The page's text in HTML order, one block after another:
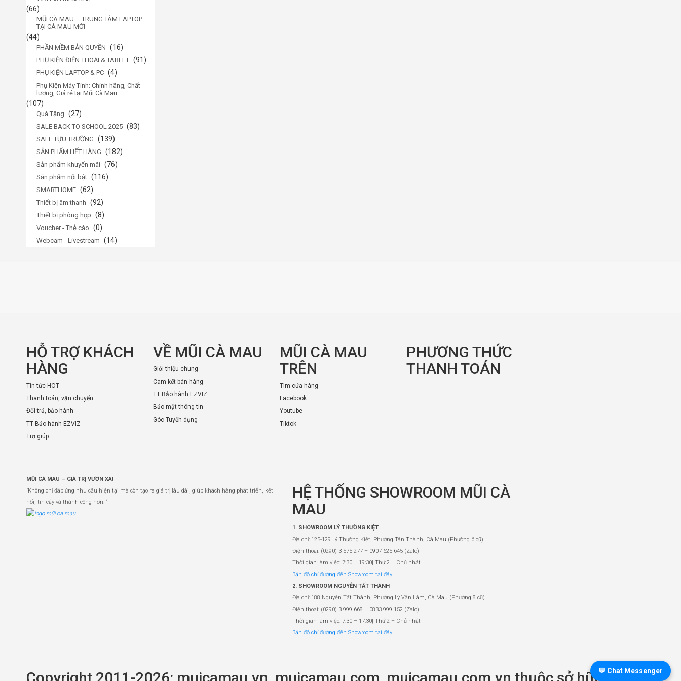
(66)
MŨI CÀ MAU – TRUNG TÂM LAPTOP
TẠI CÀ MAU MỚI
(44)
PHẦN MỀM BẢN QUYỀN (16)
PHỤ KIỆN ĐIỆN THOẠI & TABLET (91)
PHỤ KIỆN LAPTOP & PC (4)
Phụ Kiện Máy Tính: Chính hãng, Chất
lượng, Giá rẻ tại Mũi Cà Mau
(107)
Quà Tặng (27)
SALE BACK TO SCHOOL 2025 (83)
SALE TỰU TRƯỜNG (139)
SẢN PHẨM HẾT HÀNG (182)
Sản phẩm khuyến mãi (76)
Sản phẩm nổi bật (116)
SMARTHOME (62)
Thiết bị âm thanh (92)
Thiết bị phòng họp (8)
Voucher - Thẻ cào (0)
Webcam - Livestream (14)
HỖ TRỢ KHÁCH
HÀNG
Tin tức HOT
Thanh toán, vận chuyển
Đổi trả, bảo hành
TT Bảo hành EZVIZ
Trợ giúp
VỀ MŨI CÀ MAU
Giới thiệu chung
Cam kết bán hàng
TT Bảo hành EZVIZ
Bảo mật thông tin
Góc Tuyển dụng
MŨI CÀ MAU
TRÊN
Tìm cửa hàng
Facebook
Youtube
Tiktok
PHƯƠNG THỨC
THANH TOÁN
MŨI CÀ MAU – GIÁ TRỊ VƯƠN XA!
“Không chỉ đáp ứng nhu cầu hiện tại mà còn tạo ra giá trị lâu dài, giúp khách hàng phát triển, kết
nối, tin cậy và thành công hơn! ”
HỆ THỐNG SHOWROOM MŨI CÀ
MAU
1. SHOWROOM LÝ THƯỜNG KIỆT
Địa chỉ: 125-129 Lý Thường Kiệt, Phường Tân Thành, Cà Mau (Phường 6 cũ)
Điện thoại: (0290) 3 575 277 – 0907 625 645 (Zalo)
Thời gian làm việc: 7:30 – 19:30| Thứ 2 – Chủ nhật
Bản đồ chỉ đường đến Showroom tại đây
2. SHOWROOM NGUYỄN TẤT THÀNH
Địa chỉ: 188 Nguyễn Tất Thành, Phường Lý Văn Lâm, Cà Mau (Phường 8 cũ)
Điện thoại: (0290) 3 999 668 – 0833 999 152 (Zalo)
Thời gian làm việc: 7:30 – 17:30| Thứ 2 – Chủ nhật
Bản đồ chỉ đường đến Showroom tại đây
💬 Chat Messenger